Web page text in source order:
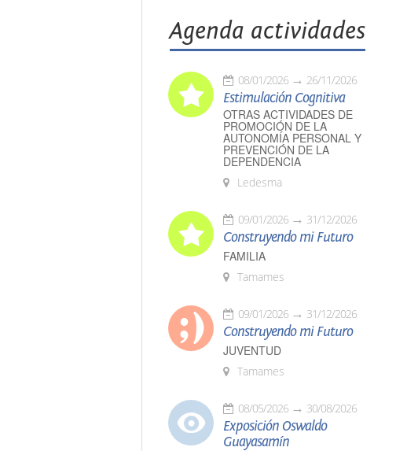
Agenda actividades
08/01/2026 26/11/2026
Estimulación Cognitiva
OTRAS ACTIVIDADES DE
PROMOCIÓN DE LA
AUTONOMÍA PERSONAL Y
PREVENCIÓN DE LA
DEPENDENCIA
Ledesma
09/01/2026 31/12/2026
Construyendo mi Futuro
FAMILIA
Tamames
09/01/2026 31/12/2026
Construyendo mi Futuro
JUVENTUD
Tamames
08/05/2026 30/08/2026
Exposición Oswaldo
Guayasamín